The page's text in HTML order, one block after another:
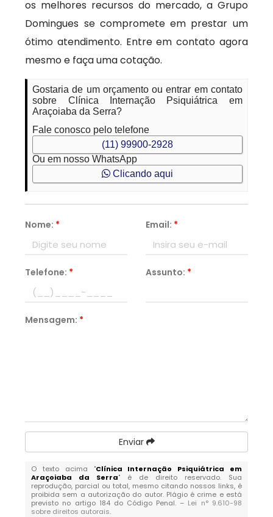
os melhores recursos do mercado, a Grupo
Domingues se compromete em prestar um
ótimo atendimento. Entre em contato agora
mesmo e faça uma cotação.
Gostaria de um orçamento ou entrar em contato
sobre Clínica Internação Psiquiátrica em
Araçoiaba da Serra?
Fale conosco pelo telefone
(11) 99900-2928
Ou em nosso WhatsApp
Clicando aqui
Nome: * Email: *
Telefone: * Assunto: *
Mensagem: *
Enviar
O texto acima "Clínica Internação Psiquiátrica em
Araçoiaba da Serra" é de direito reservado. Sua
reprodução, parcial ou total, mesmo citando nossos links, é
proibida sem a autorização do autor. Plágio é crime e está
previsto no artigo 184 do Código Penal. – Lei n° 9.610-98
sobre direitos autorais.